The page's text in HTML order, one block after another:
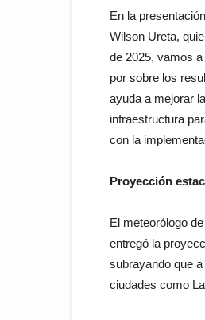
En la
Wilson Ureta,
de 2025, vamos
por sobre los
ayuda a mejorar
infraestructura
con la
Proyección
El meteorólogo
entregó la
subrayando que
ciudades como